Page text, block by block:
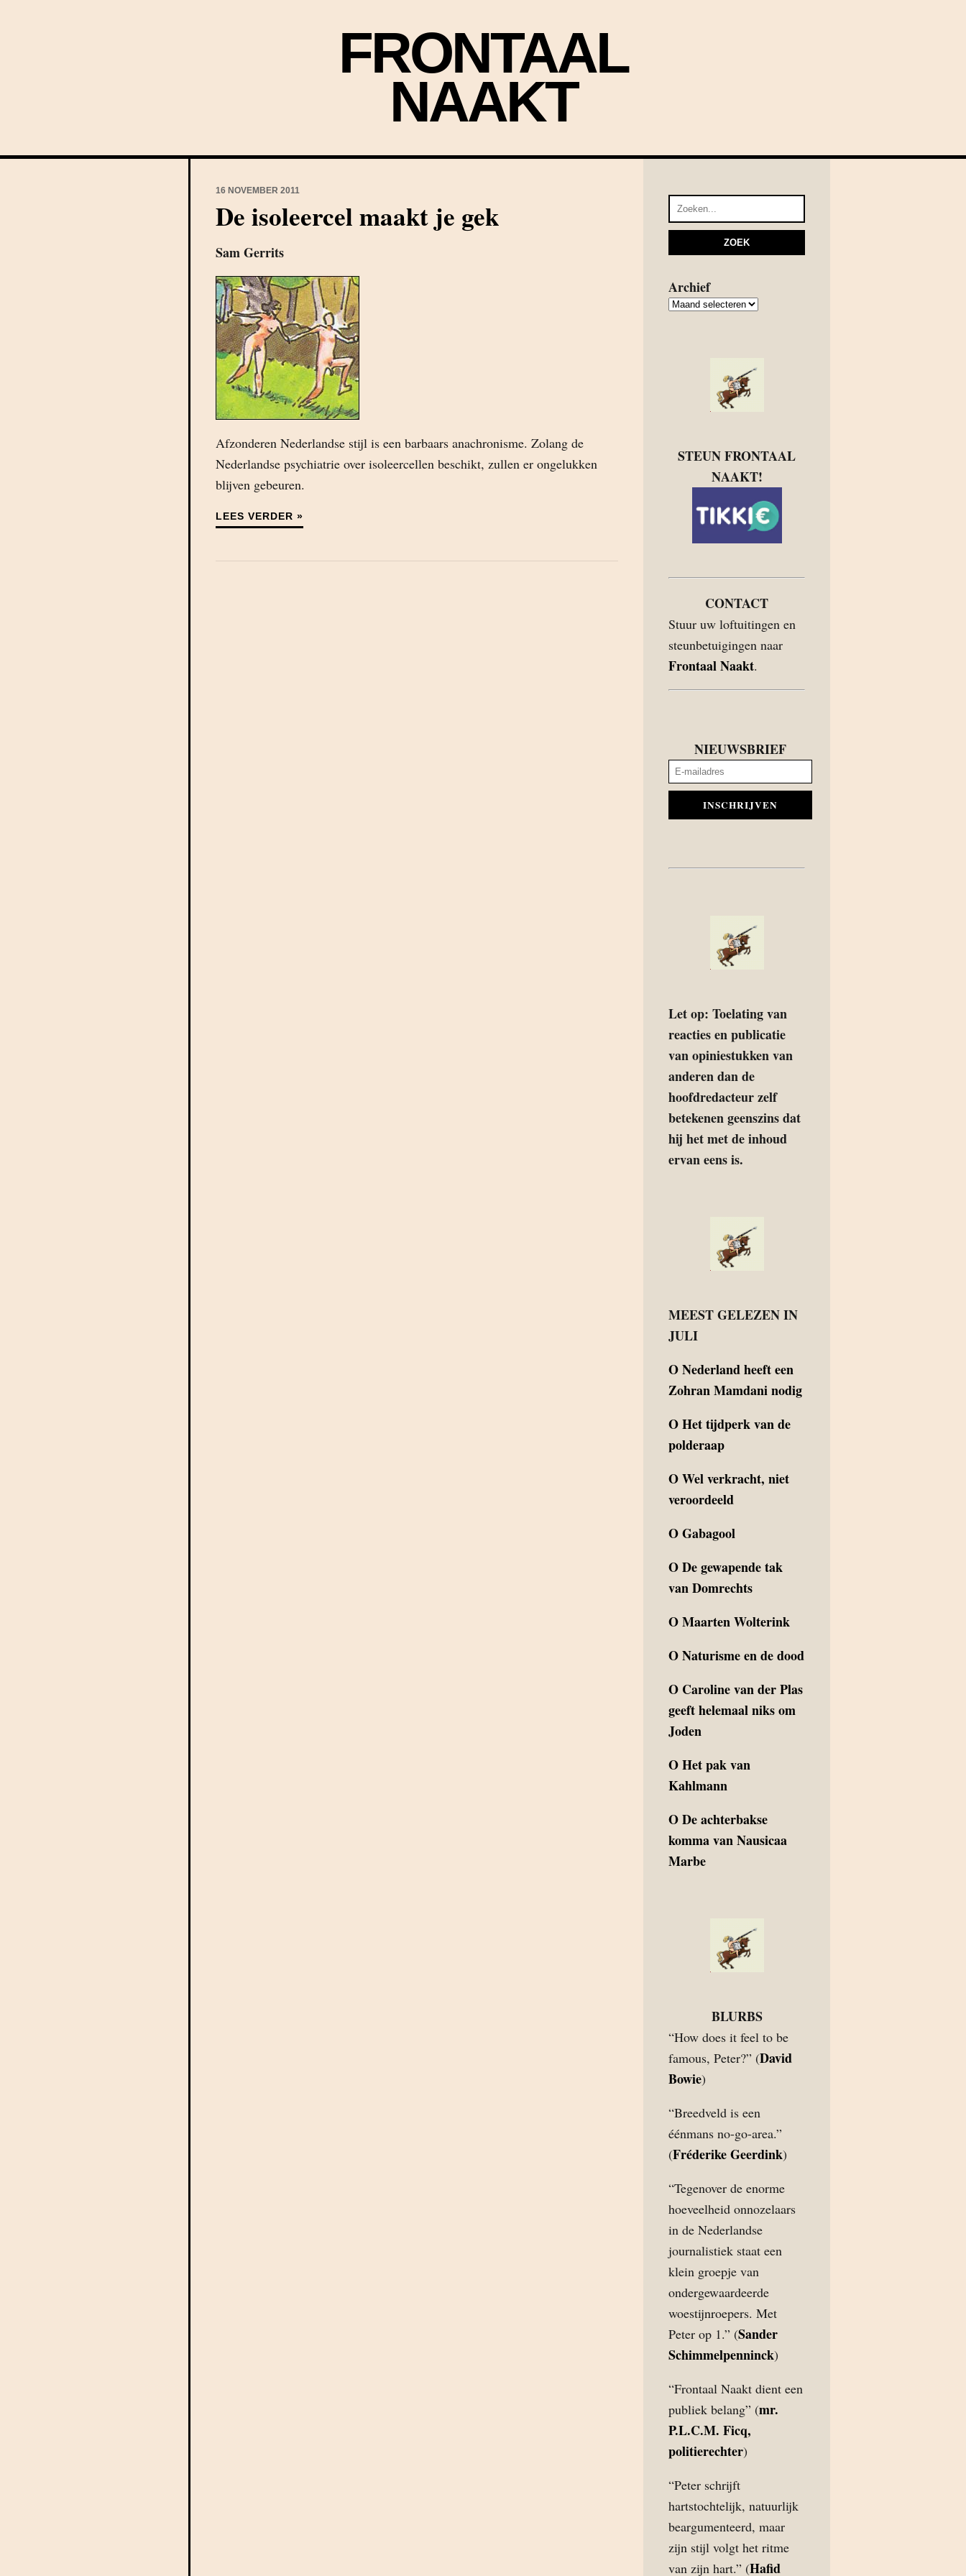
FRONTAAL
NAAKT
16 NOVEMBER 2011
De isoleercel maakt je gek
Sam Gerrits
Afzonderen Nederlandse stijl is een barbaars anachronisme. Zolang de
Nederlandse psychiatrie over isoleercellen beschikt, zullen er ongelukken
blijven gebeuren.
LEES VERDER »
Archief
Archief
STEUN FRONTAAL
NAAKT!
CONTACT
Stuur uw loftuitingen en
steunbetuigingen naar
Frontaal Naakt.
NIEUWSBRIEF
INSCHRIJVEN
Let op: Toelating van
reacties en publicatie
van opiniestukken van
anderen dan de
hoofdredacteur zelf
betekenen geenszins dat
hij het met de inhoud
ervan eens is.
MEEST GELEZEN IN
JULI
ONederland heeft een
Zohran Mamdani nodig
OHet tijdperk van de
polderaap
OWel verkracht, niet
veroordeeld
OGabagool
ODe gewapende tak
van Domrechts
OMaarten Wolterink
ONaturisme en de dood
O Caroline van der Plas
geeft helemaal niks om
Joden
OHet pak van
Kahlmann
ODe achterbakse
komma van Nausicaa
Marbe
BLURBS
“How does it feel to be
famous, Peter?” (David
Bowie)
“Breedveld is een
éénmans no-go-area.”
(Fréderike Geerdink)
“Tegenover de enorme
hoeveelheid onnozelaars
in de Nederlandse
journalistiek staat een
klein groepje van
ondergewaardeerde
woestijnroepers. Met
Peter op 1.” (Sander
Schimmelpenninck)
“Frontaal Naakt dient een
publiek belang” (mr.
P.L.C.M. Ficq,
politierechter)
“Peter schrijft
hartstochtelijk, natuurlijk
beargumenteerd, maar
zijn stijl volgt het ritme
van zijn hart.” (Hafid